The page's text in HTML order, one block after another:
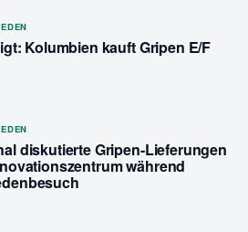
Kolumbien kauft Gripen E/F
diskutierte Gripen-Lieferungen
während